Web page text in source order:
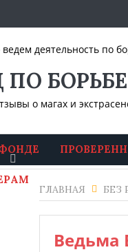
о магах и
деятельность по
ГЛАВНАЯ БЕЗ
Ведьма